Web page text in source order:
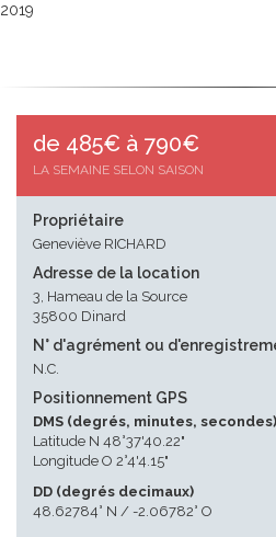
2019
de 485€ à 790€
LA SEMAINE SELON SAISON
Propriétaire
Geneviève RICHARD
Adresse de la location
3, Hameau de la Source
35800 Dinard
N° d'agrément ou
N.C.
Positionnement GPS
DMS (degrés, minutes, secondes)
Latitude N 48°37'40.22"
Longitude O 2°4'4.15"
DD (degrés decimaux)
48.62784° N / -2.06782° O